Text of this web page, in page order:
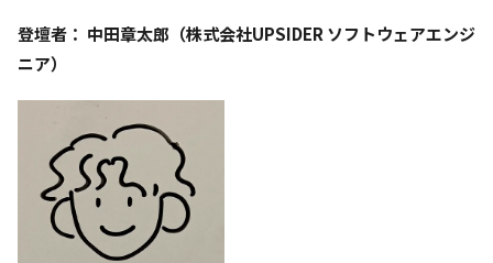
登壇者： 中田章太郎（株式会社UPSIDER ソフトウェアエンジ
ニア）